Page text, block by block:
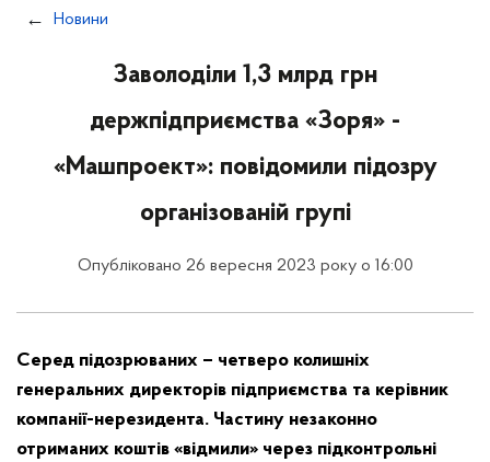
Новини
Заволоділи 1,3 млрд грн
держпідприємства «Зоря» -
«Машпроект»: повідомили підозру
організованій групі
Опубліковано 26 вересня 2023 року о 16:00
Серед підозрюваних – четверо колишніх
генеральних директорів підприємства та керівник
компанії-нерезидента. Частину незаконно
отриманих коштів «відмили» через підконтрольні